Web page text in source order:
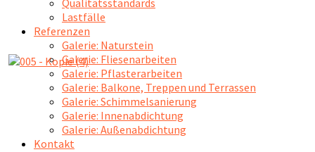
Qualitätsstandards
Lastfälle
Referenzen
Galerie: Naturstein
Galerie: Fliesenarbeiten
Galerie: Pflasterarbeiten
Galerie: Balkone, Treppen und Terrassen
Galerie: Schimmelsanierung
Galerie: Innenabdichtung
Galerie: Außenabdichtung
Kontakt